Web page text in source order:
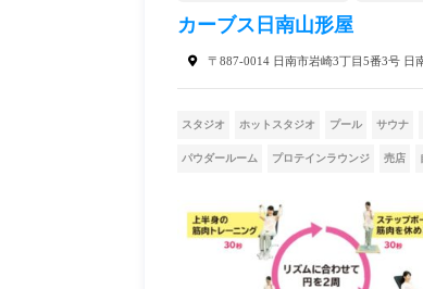
カーブス日南山形屋
〒887-0014 日南市岩崎3丁目5番3号 日
スタジオ ホットスタジオ プール サウナ
パウダールーム プロテインラウンジ 売店